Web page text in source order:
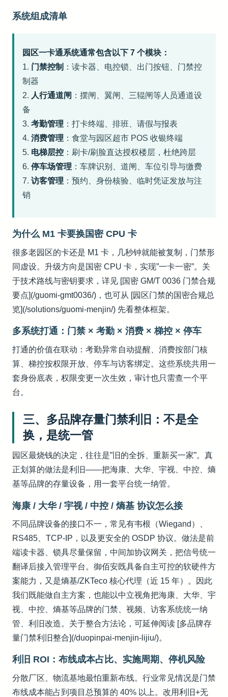
系统组成清单
园区一卡通系统通常包含以下 7 个模块：
1. 门禁控制 ：读卡器、电控锁、出门按钮、门禁控
制器
2. 人行通道闸 ：摆闸、翼闸、三辊闸等人员通道设
备
3. 考勤管理 ：打卡终端、排班、请假与报表
4. 消费管理 ：食堂与园区超市 POS 收银终端
5. 电梯层控 ：刷卡/刷脸直达授权楼层，杜绝跨层
6. 停车场管理 ：车牌识别、道闸、车位引导与缴费
7. 访客管理 ：预约、身份核验、临时凭证发放与注
销
为什么 M1 卡要换国密 CPU 卡
很多老园区的卡还是 M1 卡，几秒钟就能被复制，门禁形
同虚设。升级方向是国密 CPU 卡，实现”一卡一密”。关
于技术路线与密钥要求，详见 [国密 GM/T 0036 门禁合规
要点](/guomi-gmt0036/)，也可从 [园区门禁的国密合规总
览](/solutions/guomi-menjin/) 先看整体框架。
多系统打通：门禁 × 考勤 × 消费 × 梯控 × 停车
打通的价值在联动：考勤异常自动提醒、消费按部门核
算、梯控按权限开放、停车与访客绑定。这些系统共用一
套身份底表，权限变更一次生效，审计也只需查一个平
台。
三、多品牌存量门禁利旧：不是全
换，是统一管
园区最烧钱的决定，往往是”旧的全拆、重新买一家”。真
正划算的做法是利旧——把海康、大华、宇视、中控、熵
基等品牌的存量设备，用一套平台统一纳管。
海康 / 大华 / 宇视 / 中控 / 熵基 协议怎么接
不同品牌设备的接口不一，常见有韦根（Wiegand）、
RS485、TCP-IP，以及更安全的 OSDP 协议。做法是前
端读卡器、锁具尽量保留，中间加协议网关，把信号统一
翻译后接入管理平台。御佰安既具备自主可控的软硬件方
案能力，又是熵基/ZKTeco 核心代理（近 15 年）。因此
我们既能做自主方案，也能以中立视角把海康、大华、宇
视、中控、熵基等品牌的门禁、视频、访客系统统一纳
管、利旧改造。关于整合方法论，可延伸阅读 [多品牌存
量门禁利旧整合](/duopinpai-menjin-lijiu/)。
利旧 ROI：布线成本占比、实施周期、停机风险
分散厂区、物流基地最怕重新布线。行业常见情况是门禁
布线成本能占到项目总预算的 40% 以上。改用利旧+无